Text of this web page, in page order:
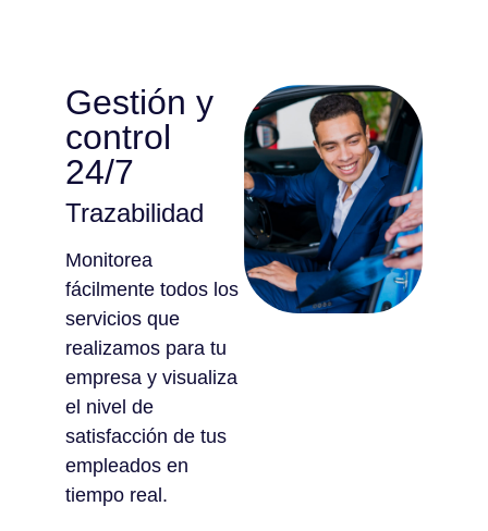
Gestión y
control
24/7
Trazabilidad
Monitorea
fácilmente todos los
servicios que
realizamos para tu
empresa y visualiza
el nivel de
satisfacción de tus
empleados en
tiempo real.